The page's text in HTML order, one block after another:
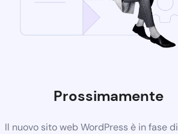
Prossimamente
Il nuovo sito web WordPress è in fase di